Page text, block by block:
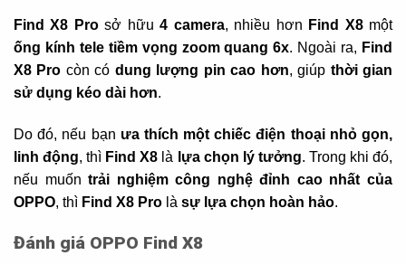
Find X8 Prosở hữu4 camera, nhiều hơn Find X8một
ống kính tele tiềm vọng zoom quang 6x. Ngoài ra, Find
X8 Pro còn có dung lượng pin cao hơn, giúp thời gian
sử dụng kéo dài hơn.
Do đó, nếu bạn ưa thích một chiếc điện thoại nhỏ gọn,
linh động, thì Find X8 là lựa chọn lý tưởng. Trong khi đó,
nếu muốntrải nghiệm công nghệ đỉnh cao nhất của
OPPO, thì Find X8 Pro là sự lựa chọn hoàn hảo.
Đánh giá OPPO Find X8